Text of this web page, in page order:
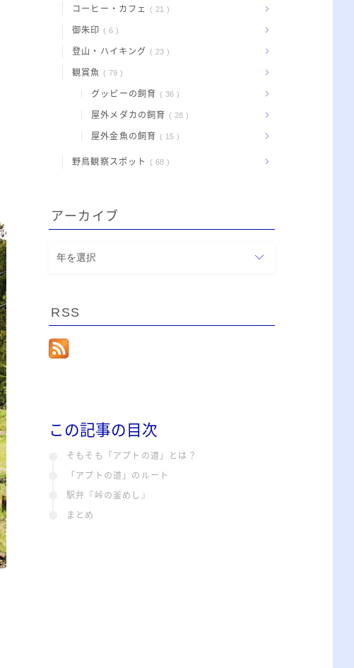
コーヒー・カフェ 21
御朱印 6
登山・ハイキング 23
観賞魚 79
グッピーの飼育 36
屋外メダカの飼育 28
屋外金魚の飼育 15
野鳥観察スポット 68
アーカイブ
ア
ブ
RSS
この記事の目次
そもそも「アプトの道」とは？
「アプトの道」のルート
駅弁『峠の釜めし』
まとめ